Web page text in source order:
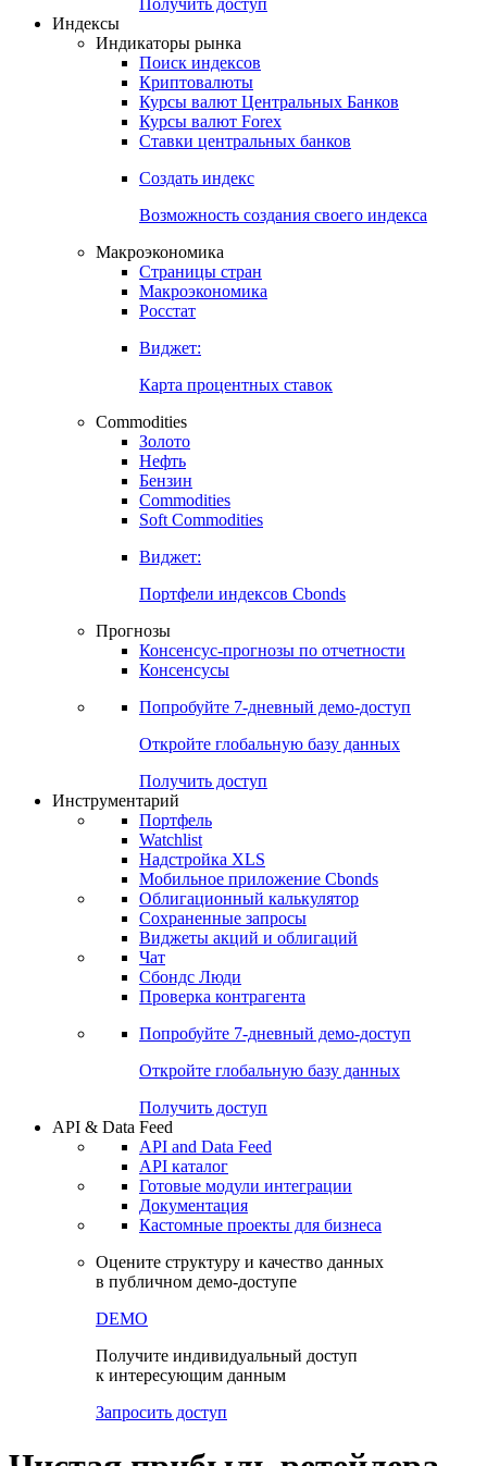
Попробуйте7-дневный
Откройте глобальную базу данных
Получить доступ
Индикаторы рынка
Поиск индексов
Курсы валют Центральных Банков
Ставки центральных банков
Создать индекс
Возможность создания своего индекса
Страницы стран
Росстат
Виджет:
Карта процентных ставок
Commodities
Золото
Бензин
Soft Commodities
Виджет:
Портфели индексов Cbonds
Прогнозы
Консенсусы
Попробуйте7-дневный
Откройте глобальную базу данных
Получить доступ
Инструментарий
Портфель
Watchlist
Надстройка XLS
Мобильное приложение Cbonds
Облигационный калькулятор
Сохраненные запросы
Чат
Проверка контрагента
Попробуйте7-дневный
Откройте глобальную базу данных
Получить доступ
API & Data Feed
API and Data Feed
Готовые модули интеграции
Документация
в публичном демо-доступе
к интересующим данным